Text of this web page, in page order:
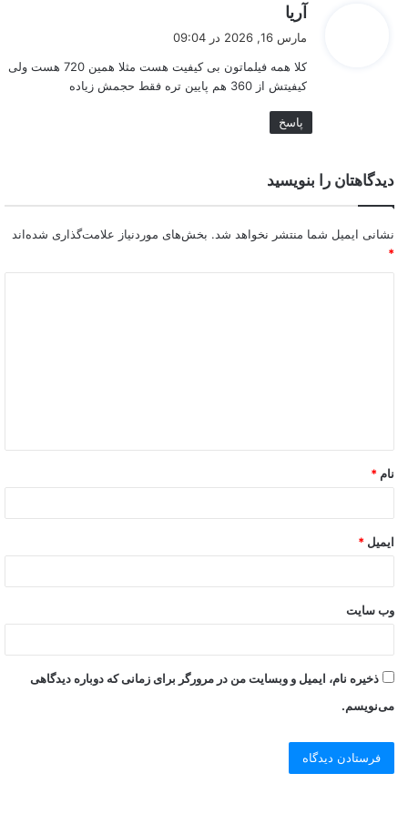
آریا
ت
:
مارس 16, 2026 در 09:04
کلا همه فیلماتون بی کیفیت هست مثلا همین 720 هست ولی
کیفیتش از 360 هم پایین تره فقط حجمش زیاده
پاسخ
دیدگاهتان را بنویسید
نشانی ایمیل شما منتشر نخواهد شد. بخش‌های موردنیاز علامت‌گذاری شده‌اند
*
نام *
ایمیل *
وب‌ سایت
ذخیره نام، ایمیل و وبسایت من در مرورگر برای زمانی که دوباره دیدگاهی
می‌نویسم.